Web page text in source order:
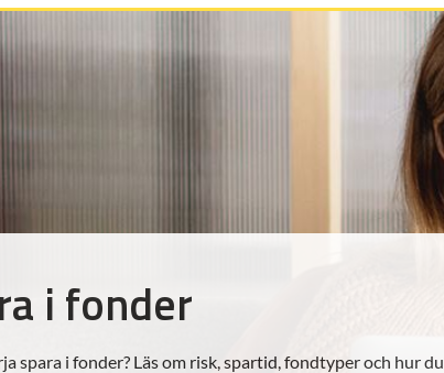
i fonder
spara i fonder? Läs om risk, spartid, fondtyper och hur du